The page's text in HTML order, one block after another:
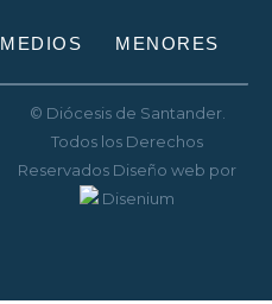
MEDIOS MENORES
© Diócesis de Santander.
Todos los Derechos
Reservados Diseño web por
Disenium